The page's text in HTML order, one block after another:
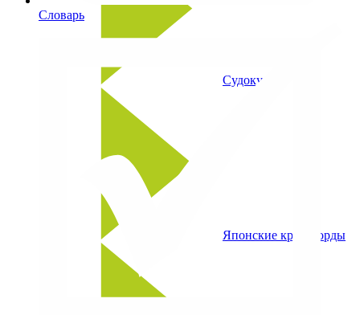
Словарь
Судоку
Японские кроссворды